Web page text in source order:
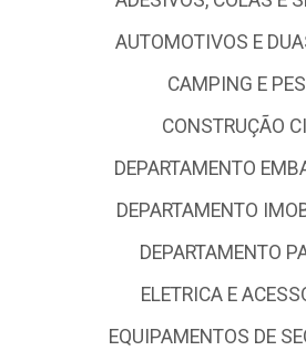
AUTOMOTIVOS E
CAMPING E
CONSTRUÇÃO
DEPARTAMENTO
DEPARTAMENTO
DEPARTAMENTO
ELETRICA E
EQUIPAMENTOS DE